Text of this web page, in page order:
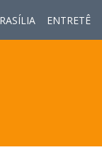
ENTRETÊ